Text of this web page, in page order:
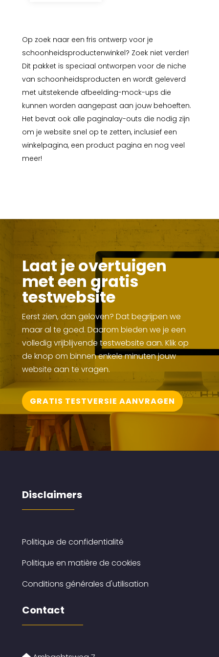
Op zoek naar een fris ontwerp voor je
schoonheidsproductenwinkel? Zoek niet verder!
Dit pakket is speciaal ontworpen voor de niche
van schoonheidsproducten en wordt geleverd
met uitstekende afbeelding-mock-ups die
kunnen worden aangepast aan jouw behoeften.
Het bevat ook alle paginalay-outs die nodig zijn
om je website snel op te zetten, inclusief een
winkelpagina, een product pagina en nog veel
meer!
Laat je overtuigen
met een gratis
testwebsite
Eerst zien, dan geloven? Dat begrijpen we
maar al te goed. Daarom bieden we je een
volledig vrijblijvende testwebsite aan. Klik op
de knop om binnen enkele minuten jouw
website aan te vragen.
GRATIS TESTVERSIE AANVRAGEN
Disclaimers
Politique de confidentialité
Politique en matière de cookies
Conditions générales d'utilisation
Contact